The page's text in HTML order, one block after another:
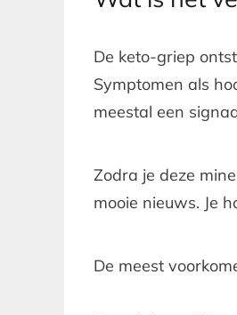
De keto-griep
Symptomen als
meestal een
Zodra je deze
mooie nieuws. Je
De meest